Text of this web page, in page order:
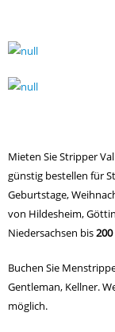
Mieten Sie Stripper
günstig bestellen für
Geburtstage,
von Hildesheim,
Niedersachsen bis
Buchen Sie
Gentleman, Kellner.
möglich.